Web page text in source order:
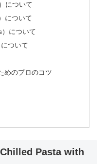
について
について
について
ついて
めのプロのコツ
Pasta with